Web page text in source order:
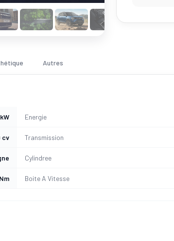
Autres
Energie
cv Transmission
Cylindree
Boite A Vitesse